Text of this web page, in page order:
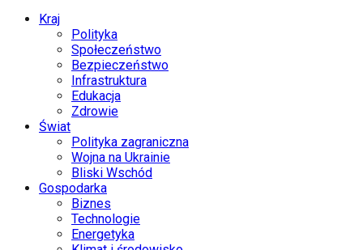
Kraj
Polityka
Społeczeństwo
Bezpieczeństwo
Infrastruktura
Edukacja
Zdrowie
Świat
Polityka zagraniczna
Wojna na Ukrainie
Bliski Wschód
Gospodarka
Biznes
Technologie
Energetyka